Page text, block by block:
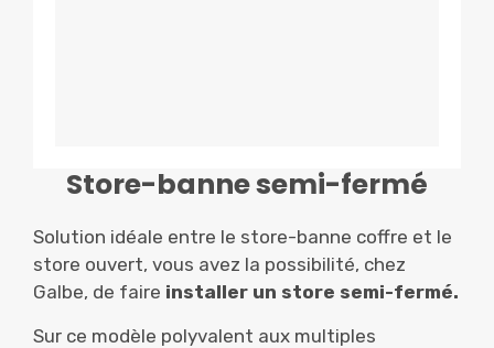
Store-banne semi-fermé
Solution idéale entre le store-banne coffre et le
store ouvert, vous avez la possibilité, chez
Galbe, de faire installer un store semi-fermé.
Sur ce modèle polyvalent aux multiples